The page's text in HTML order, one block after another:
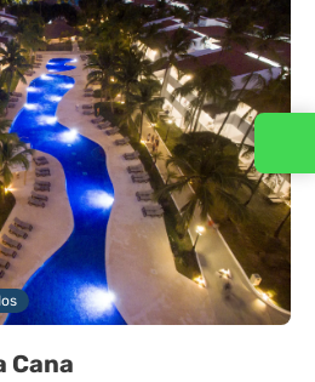
Cana
Contacta con nosotros